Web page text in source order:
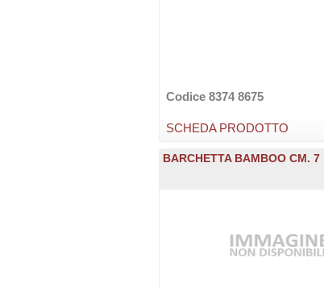
Codice 8374 8675
SCHEDA PRODOTTO
BARCHETTA BAMBOO CM. 7